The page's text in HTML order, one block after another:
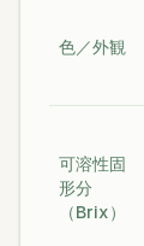
色／外観
可溶性固
形分
（Brix）